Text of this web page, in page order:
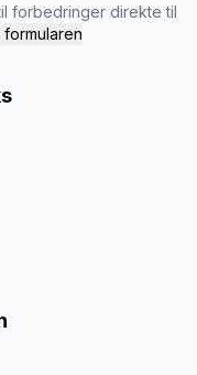
forbedringer direkte til
formularen